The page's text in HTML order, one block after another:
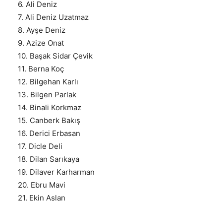
6. Ali Deniz
7. Ali Deniz Uzatmaz
8. Ayşe Deniz
9. Azize Onat
10. Başak Sidar Çevik
11. Berna Koç
12. Bilgehan Karlı
13. Bilgen Parlak
14. Binali Korkmaz
15. Canberk Bakış
16. Derici Erbasan
17. Dicle Deli
18. Dilan Sarıkaya
19. Dilaver Karharman
20. Ebru Mavi
21. Ekin Aslan